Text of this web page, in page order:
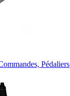
Pédaliers